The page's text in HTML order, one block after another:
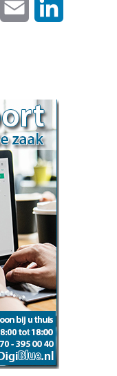
Pinterest Email